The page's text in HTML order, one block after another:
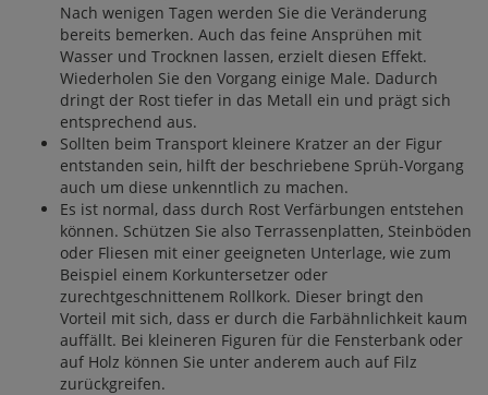
Nach wenigen Tagen werden Sie die Veränderung
bereits bemerken. Auch das feine Ansprühen mit
Wasser und Trocknen lassen, erzielt diesen Effekt.
Wiederholen Sie den Vorgang einige Male. Dadurch
dringt der Rost tiefer in das Metall ein und prägt sich
entsprechend aus.
Sollten beim Transport kleinere Kratzer an der Figur
entstanden sein, hilft der beschriebene Sprüh-Vorgang
auch um diese unkenntlich zu machen.
Es ist normal, dass durch Rost Verfärbungen entstehen
können. Schützen Sie also Terrassenplatten, Steinböden
oder Fliesen mit einer geeigneten Unterlage, wie zum
Beispiel einem Korkuntersetzer oder
zurechtgeschnittenem Rollkork. Dieser bringt den
Vorteil mit sich, dass er durch die Farbähnlichkeit kaum
auffällt. Bei kleineren Figuren für die Fensterbank oder
auf Holz können Sie unter anderem auch auf Filz
zurückgreifen.